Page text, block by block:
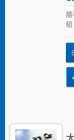
組
座
料